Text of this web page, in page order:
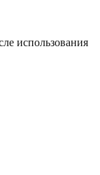
использования